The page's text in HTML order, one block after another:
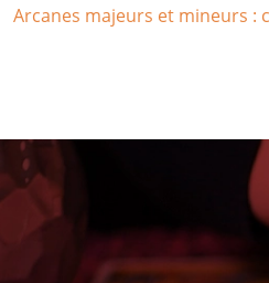
Arcanes majeurs et mineurs